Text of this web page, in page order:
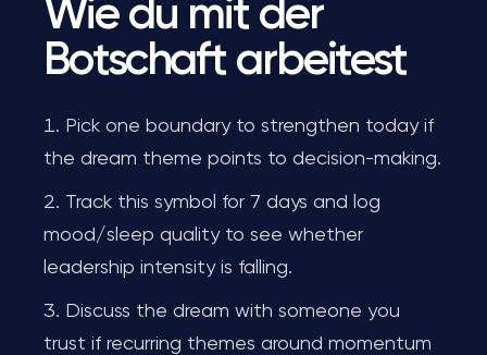
Wie du mit der
Botschaft arbeitest
Pick one boundary to strengthen today if
the dream theme points to decision-making.
Track this symbol for 7 days and log
mood/sleep quality to see whether
leadership intensity is falling.
Discuss the dream with someone you
trust if recurring themes around momentum